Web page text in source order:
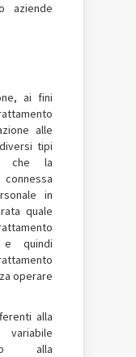
aziende
ai fini
alle
tipi
che la
in
quale
e quindi
operare
alla
alla